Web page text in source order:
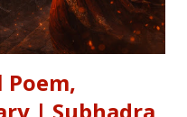
Poem,
| Subhadra